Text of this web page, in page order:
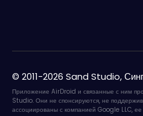
© 2011-2026 Sand Studio,
Приложение AirDroid и связанные с ним
Studio. Они не спонсируются, не
ассоциированы с компанией Google LLC,